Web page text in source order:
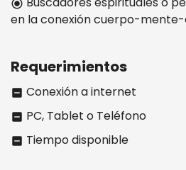
radio_button_checked
en la conexión cuerpo-
Requerimientos
indeterminate_check_box Conexión a internet
indeterminate_check_box PC, Tablet o Teléfono
indeterminate_check_box Tiempo disponible